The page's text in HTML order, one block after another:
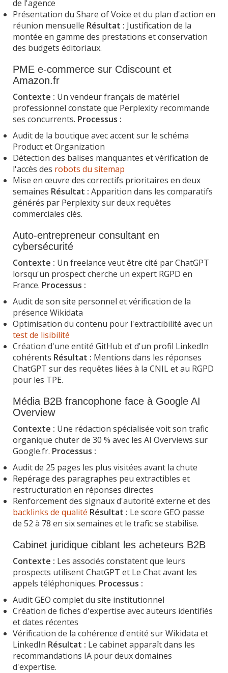
de l'agence
Présentation du Share of Voice et du plan d'action en
réunion mensuelle Résultat : Justification de la
montée en gamme des prestations et conservation
des budgets éditoriaux.
PME e-commerce sur Cdiscount et
Amazon.fr
Contexte : Un vendeur français de matériel
professionnel constate que Perplexity recommande
ses concurrents. Processus :
Audit de la boutique avec accent sur le schéma
Product et Organization
Détection des balises manquantes et vérification de
l'accès des robots du sitemap
Mise en œuvre des correctifs prioritaires en deux
semaines Résultat : Apparition dans les comparatifs
générés par Perplexity sur deux requêtes
commerciales clés.
Auto-entrepreneur consultant en
cybersécurité
Contexte : Un freelance veut être cité par ChatGPT
lorsqu'un prospect cherche un expert RGPD en
France. Processus :
Audit de son site personnel et vérification de la
présence Wikidata
Optimisation du contenu pour l'extractibilité avec un
test de lisibilité
Création d'une entité GitHub et d'un profil LinkedIn
cohérents Résultat : Mentions dans les réponses
ChatGPT sur des requêtes liées à la CNIL et au RGPD
pour les TPE.
Média B2B francophone face à Google AI
Overview
Contexte : Une rédaction spécialisée voit son trafic
organique chuter de 30 % avec les AI Overviews sur
Google.fr. Processus :
Audit de 25 pages les plus visitées avant la chute
Repérage des paragraphes peu extractibles et
restructuration en réponses directes
Renforcement des signaux d'autorité externe et des
backlinks de qualité Résultat : Le score GEO passe
de 52 à 78 en six semaines et le trafic se stabilise.
Cabinet juridique ciblant les acheteurs B2B
Contexte : Les associés constatent que leurs
prospects utilisent ChatGPT et Le Chat avant les
appels téléphoniques. Processus :
Audit GEO complet du site institutionnel
Création de fiches d'expertise avec auteurs identifiés
et dates récentes
Vérification de la cohérence d'entité sur Wikidata et
LinkedIn Résultat : Le cabinet apparaît dans les
recommandations IA pour deux domaines
d'expertise.